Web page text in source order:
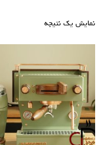
نمایش یک نتیجه